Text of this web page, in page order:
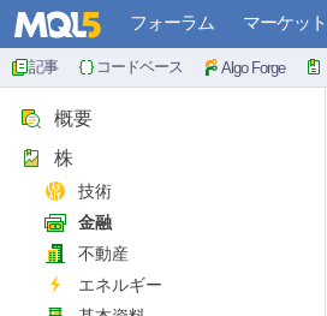
フォーラム マーケット
記事 コードベース Algo Forge
概要
株
技術
金融
不動産
エネルギー